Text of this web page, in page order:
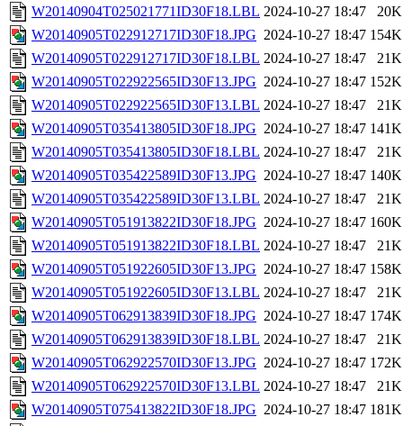
W20140904T025021771ID30F18.LBL 2024-10-27 18:47
20K
W20140905T022912717ID30F18.JPG 2024-10-27 18:47 154K
W20140905T022912717ID30F18.LBL 2024-10-27 18:47
21K
W20140905T022922565ID30F13.JPG 2024-10-27 18:47 152K
W20140905T022922565ID30F13.LBL 2024-10-27 18:47
21K
W20140905T035413805ID30F18.JPG 2024-10-27 18:47 141K
W20140905T035413805ID30F18.LBL 2024-10-27 18:47
21K
W20140905T035422589ID30F13.JPG 2024-10-27 18:47 140K
W20140905T035422589ID30F13.LBL 2024-10-27 18:47
21K
W20140905T051913822ID30F18.JPG 2024-10-27 18:47 160K
W20140905T051913822ID30F18.LBL 2024-10-27 18:47
21K
W20140905T051922605ID30F13.JPG 2024-10-27 18:47 158K
W20140905T051922605ID30F13.LBL 2024-10-27 18:47
21K
W20140905T062913839ID30F18.JPG 2024-10-27 18:47 174K
W20140905T062913839ID30F18.LBL 2024-10-27 18:47
21K
W20140905T062922570ID30F13.JPG 2024-10-27 18:47 172K
W20140905T062922570ID30F13.LBL 2024-10-27 18:47
21K
W20140905T075413822ID30F18.JPG 2024-10-27 18:47 181K